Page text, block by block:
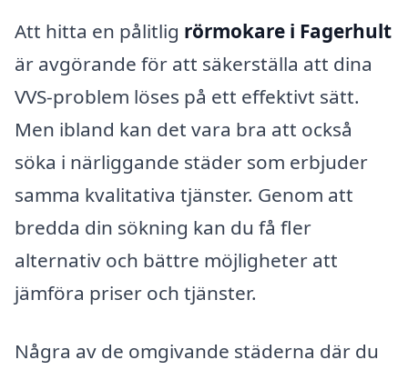
Att hitta en pålitlig rörmokare i Fagerhult
är avgörande för att säkerställa att dina
VVS-problem löses på ett effektivt sätt.
Men ibland kan det vara bra att också
söka i närliggande städer som erbjuder
samma kvalitativa tjänster. Genom att
bredda din sökning kan du få fler
alternativ och bättre möjligheter att
jämföra priser och tjänster.
Några av de omgivande städerna där du